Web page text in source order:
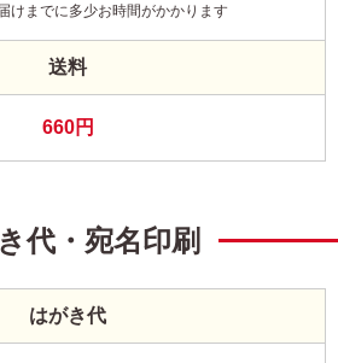
けまでに多少お時間がかかります
送料
660円
代・宛名印刷
はがき代